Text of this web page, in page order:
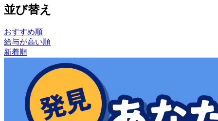
並び替え
おすすめ順
給与が高い順
新着順